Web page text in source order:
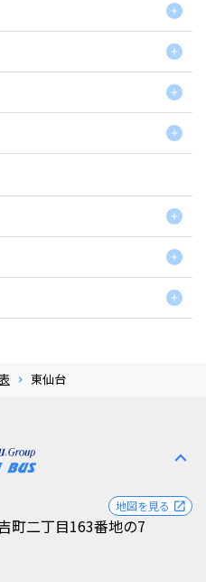
東仙台
expand_less
町二丁目163番地の7
地図を見る open_in_new